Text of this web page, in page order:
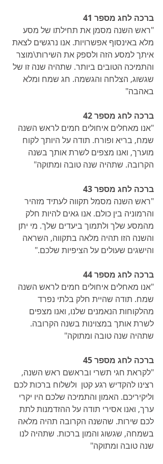
ברכה לחג מספר 41
"ראש השנה מסמן את תחילתו של מסע
מלא באינסוף אפשרויות. אנו נרגשים לצאת
איתך למסע הזה ולספק את השירות\מוצר
והתמיכה הטובים ביותר. שתהיה שנה זו של
שגשוג, הצלחה והגשמה. חג שמח ומלא
באהבה"
ברכה לחג מספר 42
"אנו מאחלים איחולים חמים לראש השנה
שמח, בריא ופורח. תודה על היותך לקוח
מוערך, ואנו מצפים לשרת אותך בשנה
הקרובה. שתהיה שנה טובה ומתוקה"
ברכה לחג מספר 43
"ראש השנה מסמל תקווה לעתיד מזהיר
והרמוניה בין כולם. אנו גאים להיות חלק
מהמסע שלך ולתמוך ביעדים שלך. מי יתן
והשנה הזו תהיה מלאה בתקווה, השראה
והישגים שעולים על הציפיות שלכם."
ברכה לחג מספר 44
"אנו מאחלים איחולים חמים לראש השנה
שמח. תודה שהיית חלק בלתי נפרד
מהלקוחות הנאמנים שלנו, ואנו מצפים
לשרת אותך במצוינות בשנה הקרובה.
שתהיה שנה טובה ומתוקה"
ברכה לחג מספר 45
"לקראת חגי תשרי ובראשם ראש השנה,
רצינו להקדיש רגע קטן  ולשלוח ברכות לכם
וליקיריכם. האמון והתמיכה שלכם היו יקרי
ערך, ואנו אסירי תודה על ההזדמנות לתת
לכם שירות. שהשנה הקרובה תהיה מלאה
בשמחה, שגשוג והמון ברכות. שתהיה לנו
שנה טובה ומתוקה"